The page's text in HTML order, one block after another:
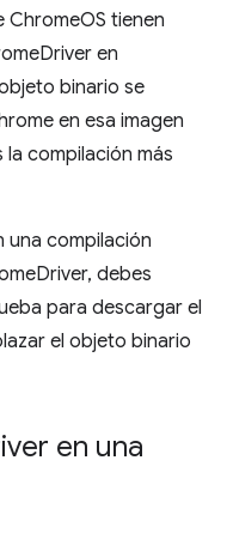
ChromeOS tienen
en
binario se
en esa imagen
la compilación más
una compilación
debes
para descargar el
el objeto binario
en una